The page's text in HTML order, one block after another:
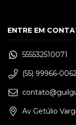
ENTRE EM
555532510071
(55) 99966-
Av Getúlio